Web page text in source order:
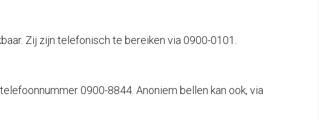
Zij zijn telefonisch te bereiken via 0900-0101.
0900-8844. Anoniem bellen kan ook, via